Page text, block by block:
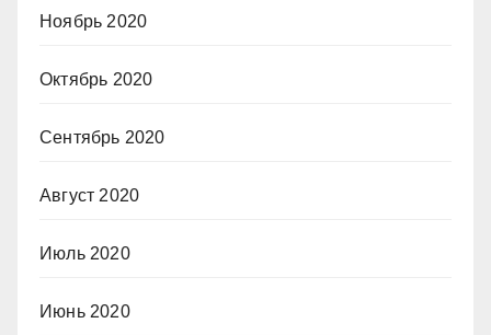
Ноябрь 2020
Октябрь 2020
Сентябрь 2020
Август 2020
Июль 2020
Июнь 2020